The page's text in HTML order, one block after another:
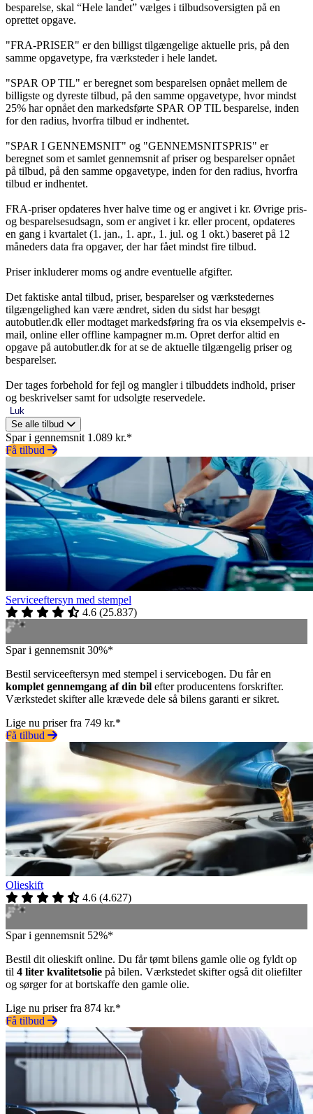
besparelse, skal “Hele landet” vælges i tilbudsoversigten på en
oprettet opgave.
"FRA-PRISER" er den billigst tilgængelige aktuelle pris, på den
samme opgavetype, fra værksteder i hele landet.
"SPAR OP TIL" er beregnet som besparelsen opnået mellem de
billigste og dyreste tilbud, på den samme opgavetype, hvor mindst
25% har opnået den markedsførte SPAR OP TIL besparelse, inden
for den radius, hvorfra tilbud er indhentet.
"SPAR I GENNEMSNIT" og "GENNEMSNITSPRIS" er
beregnet som et samlet gennemsnit af priser og besparelser opnået
på tilbud, på den samme opgavetype, inden for den radius, hvorfra
tilbud er indhentet.
FRA-priser opdateres hver halve time og er angivet i kr. Øvrige pris-
og besparelsesudsagn, som er angivet i kr. eller procent, opdateres
en gang i kvartalet (1. jan., 1. apr., 1. jul. og 1 okt.) baseret på 12
måneders data fra opgaver, der har fået mindst fire tilbud.
Priser inkluderer moms og andre eventuelle afgifter.
Det faktiske antal tilbud, priser, besparelser og værkstedernes
tilgængelighed kan være ændret, siden du sidst har besøgt
autobutler.dk eller modtaget markedsføring fra os via eksempelvis e-
mail, online eller offline kampagner m.m. Opret derfor altid en
opgave på autobutler.dk for at se de aktuelle tilgængelig priser og
besparelser.
Der tages forbehold for fejl og mangler i tilbuddets indhold, priser
og beskrivelser samt for udsolgte reservedele.
Luk
Se alle tilbud
Spar i gennemsnit 1.089 kr.*
Få tilbud
Serviceeftersyn med stempel
4.6 (25.837)
Spar i gennemsnit 30%*
Bestil serviceeftersyn med stempel i servicebogen. Du får en
komplet gennemgang af din bil efter producentens forskrifter.
Værkstedet skifter alle krævede dele så bilens garanti er sikret.
Lige nu priser fra 749 kr.*
Få tilbud
Olieskift
4.6 (4.627)
Spar i gennemsnit 52%*
Bestil dit olieskift online. Du får tømt bilens gamle olie og fyldt op
til 4 liter kvalitetsolie på bilen. Værkstedet skifter også dit oliefilter
og sørger for at bortskaffe den gamle olie.
Lige nu priser fra 874 kr.*
Få tilbud